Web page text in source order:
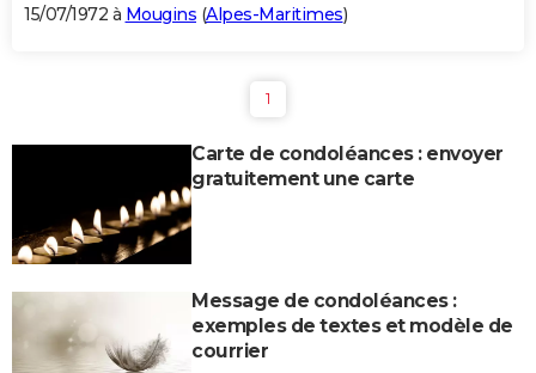
15/07/1972 à Mougins (Alpes-Maritimes)
1
Carte de condoléances : envoyer
gratuitement une carte
Message de condoléances :
exemples de textes et modèle de
courrier